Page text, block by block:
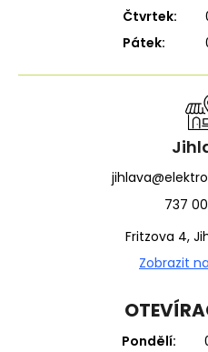
Čtvrtek:
Pátek:
737
Fritzova 4,
Zobrazit
Pondělí: